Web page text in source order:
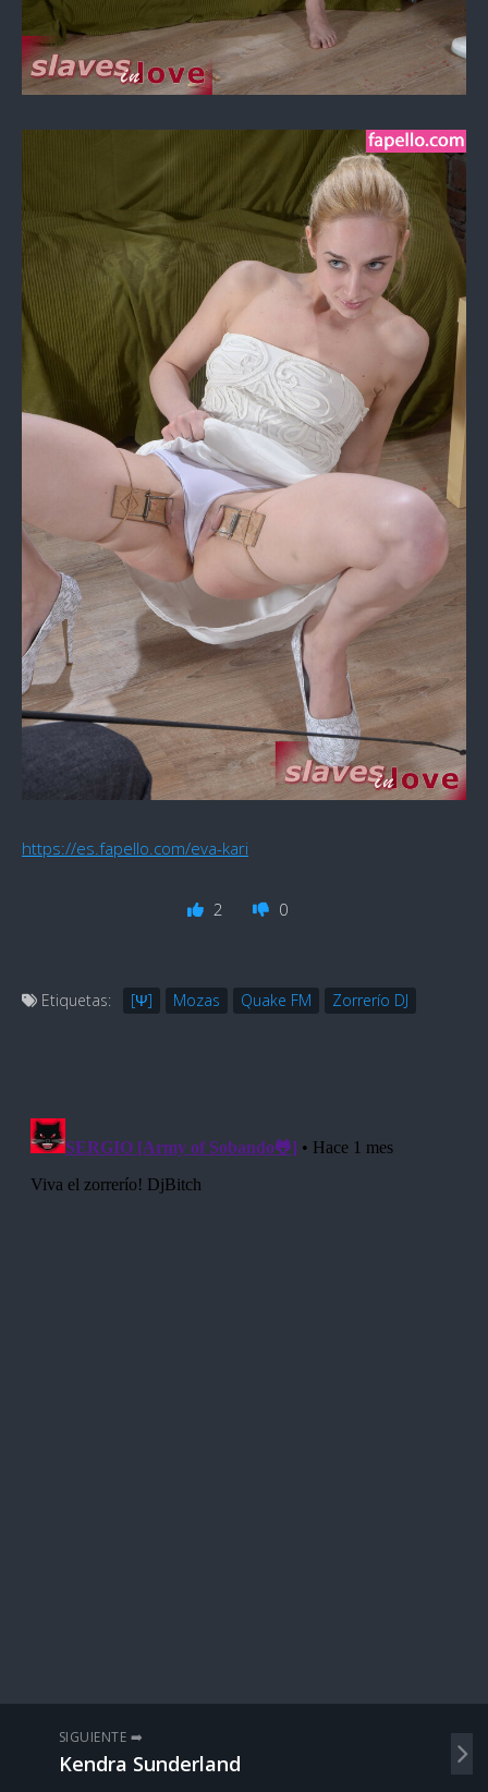
https://es.fapello.com/eva-kari
2 0
Etiquetas: [Ψ] Mozas Quake FM Zorrerío DJ
SIGUIENTE ➡️
Kendra Sunderland